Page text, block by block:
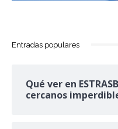
Entradas populares
Qué ver en
cercanos